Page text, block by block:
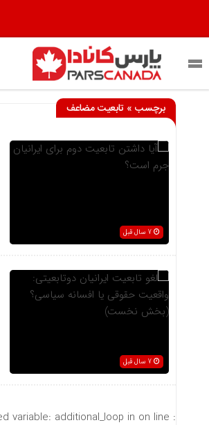
برچسب » تابعیت مضاعف
: Undefined variable: additional_loop in
on line